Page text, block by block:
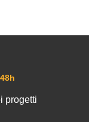
progetti